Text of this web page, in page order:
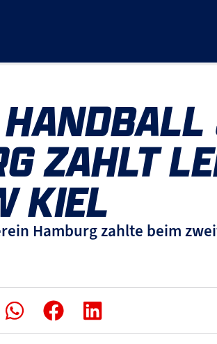
ZAHLT
KIEL
Hamburg zahlte beim